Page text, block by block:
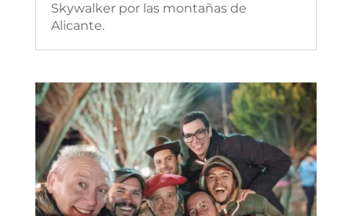
Skywalker por las montañas de
Alicante.